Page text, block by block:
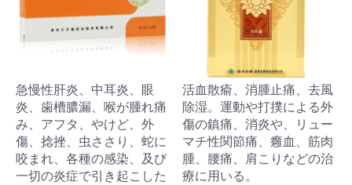
急慢性肝炎、中耳炎、眼
炎、歯槽膿漏、喉が腫れ痛
み、アフタ、やけど、外
傷、捻挫、虫ささり、蛇に
咬まれ、各種の感染、及び
一切の炎症で引き起こした
活血散瘉、消腫止痛、去風
除湿。運動や打撲による外
傷の鎮痛、消炎や、リュー
マチ性関節痛、癰血、筋肉
腫、腰痛、肩こりなどの治
療に用いる。